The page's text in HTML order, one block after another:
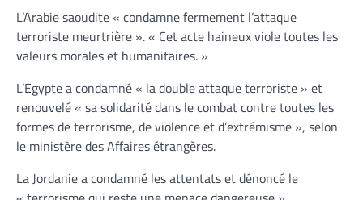
L’Arabie saoudite « condamne fermement l’attaque
terroriste meurtrière ». « Cet acte haineux viole toutes les
valeurs morales et humanitaires. »
L’Egypte a condamné « la double attaque terroriste » et
renouvelé « sa solidarité dans le combat contre toutes les
formes de terrorisme, de violence et d’extrémisme », selon
le ministère des Affaires étrangères.
La Jordanie a condamné les attentats et dénoncé le